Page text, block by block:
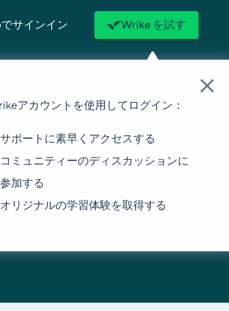
サインイン Wrike を試す
アカウントを使用してログイン：
サポートに素早くアクセスする
コミュニティーのディスカッションに
参加する
オリジナルの学習体験を取得する